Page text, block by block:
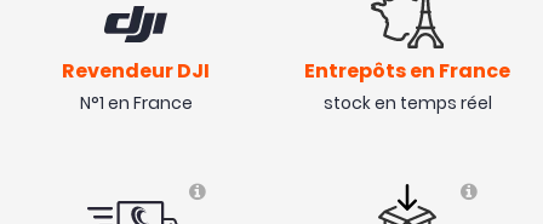
Revendeur DJI
N°1 en France
Entrepôts en France
stock en temps réel